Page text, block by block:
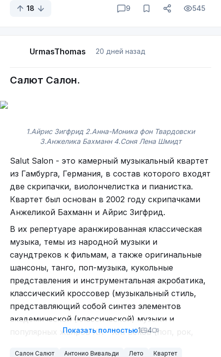
18 9 545
UrmasThomas 20 дней назад
Салют Салон.
1.Айрис Зигфрид 2.Анна-Моника фон Твардовски
3.Анжелика Бахманн 4.Соня Лена Шмидт
Salut Salon - это камерный музыкальный квартет
из Гамбурга, Германия, в состав которого входят
две скрипачки, виолончелистка и пианистка.
Квартет был основан в 2002 году скрипачками
Анжеликой Бахманн и Айрис Зигфрид.
В их репертуаре аранжированная классическая
музыка, темы из народной музыки и
саундтреков к фильмам, а также оригинальные
шансоны, танго, поп-музыка, кукольные
представления и инструментальная акробатика,
классический кроссовер (музыкальный стиль,
представляющий собой синтез элементов
академической (классической) музыки и
популярных жанров XX - XXI веков (поп, рок,
Показать полностью1 4
Салон Салют Антонио Вивальди Лето
Квартет